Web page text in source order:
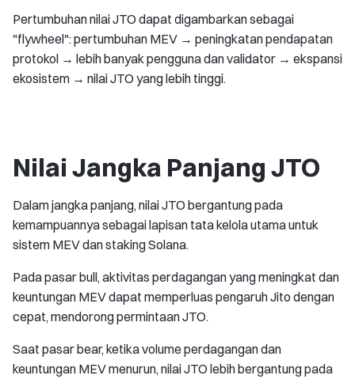
Pertumbuhan nilai JTO dapat digambarkan sebagai
"flywheel": pertumbuhan MEV → peningkatan pendapatan
protokol → lebih banyak pengguna dan validator → ekspansi
ekosistem → nilai JTO yang lebih tinggi.
Nilai Jangka Panjang JTO
Dalam jangka panjang, nilai JTO bergantung pada
kemampuannya sebagai lapisan tata kelola utama untuk
sistem MEV dan staking Solana.
Pada pasar bull, aktivitas perdagangan yang meningkat dan
keuntungan MEV dapat memperluas pengaruh Jito dengan
cepat, mendorong permintaan JTO.
Saat pasar bear, ketika volume perdagangan dan
keuntungan MEV menurun, nilai JTO lebih bergantung pada